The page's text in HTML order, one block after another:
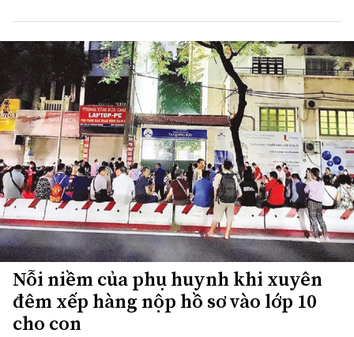
Nỗi niềm của phụ huynh khi xuyên
đêm xếp hàng nộp hồ sơ vào lớp 10
cho con